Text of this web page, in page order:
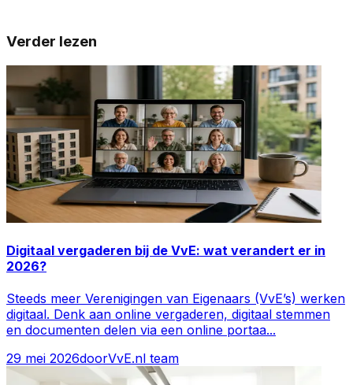
Verder lezen
Digitaal vergaderen bij de VvE: wat verandert er in
2026?
Steeds meer Verenigingen van Eigenaars (VvE’s) werken
digitaal. Denk aan online vergaderen, digitaal stemmen
en documenten delen via een online portaa...
29 mei 2026doorVvE.nl team